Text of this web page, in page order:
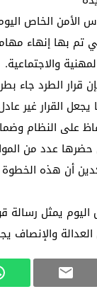
الخاص
تم بها إنهاء
والاجتماعية.
الطرد جاء
القرار غير
على النظام
حضرها عدد من
أن هذه
يمثل
والإنصاف